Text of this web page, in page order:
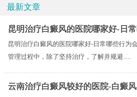
最新文章
昆明治疗白癜风的医院哪家好-日
昆明治疗白癜风的医院哪家好-日常哪些行为
管理过程中，除了坚持治疗，了解并规避.....
云南治疗白癜风较好的医院-白癜